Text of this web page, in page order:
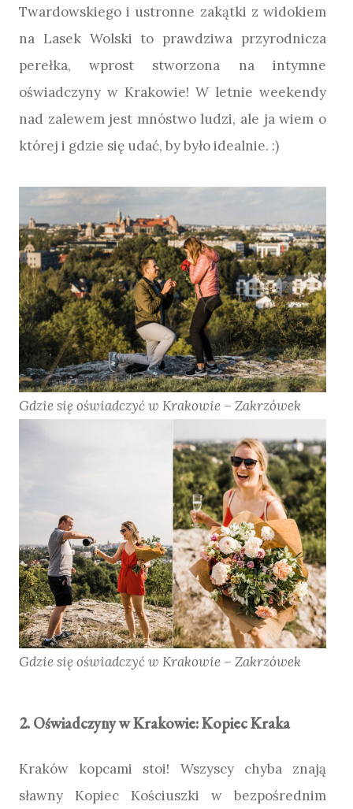
Twardowskiego i ustronne zakątki z widokiem
na Lasek Wolski to prawdziwa przyrodnicza
perełka, wprost stworzona na intymne
oświadczyny w Krakowie! W letnie weekendy
nad zalewem jest mnóstwo ludzi, ale ja wiem o
której i gdzie się udać, by było idealnie. :)
Gdzie się oświadczyć w Krakowie – Zakrzówek
Gdzie się oświadczyć w Krakowie – Zakrzówek
2. Oświadczyny w Krakowie: Kopiec Kraka
Kraków kopcami stoi! Wszyscy chyba znają
sławny Kopiec Kościuszki w bezpośrednim